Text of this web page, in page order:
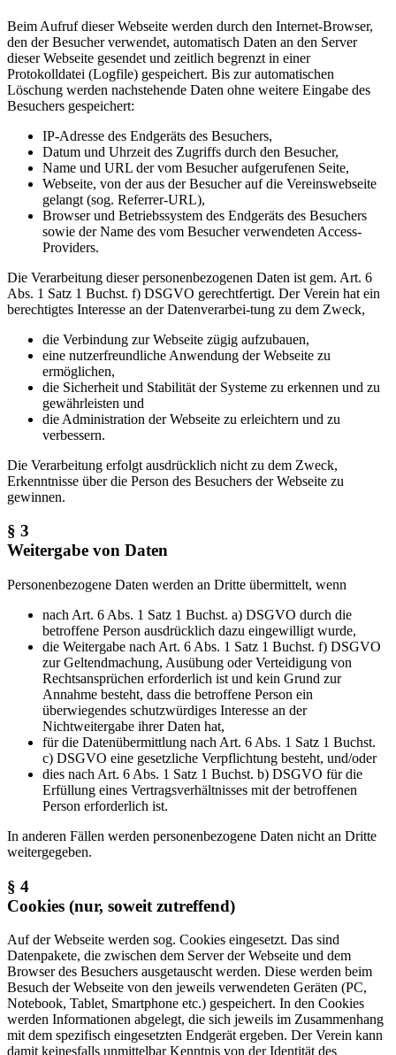
Beim Aufruf dieser Webseite werden durch den Internet-Browser,
den der Besucher verwendet, automatisch Daten an den Server
dieser Webseite gesendet und zeitlich begrenzt in einer
Protokolldatei (Logfile) gespeichert. Bis zur automatischen
Löschung werden nachstehende Daten ohne weitere Eingabe des
Besuchers gespeichert:
IP-Adresse des Endgeräts des Besuchers,
Datum und Uhrzeit des Zugriffs durch den Besucher,
Name und URL der vom Besucher aufgerufenen Seite,
Webseite, von der aus der Besucher auf die Vereinswebseite
gelangt (sog. Referrer-URL),
Browser und Betriebssystem des Endgeräts des Besuchers
sowie der Name des vom Besucher verwendeten Access-
Providers.
Die Verarbeitung dieser personenbezogenen Daten ist gem. Art. 6
Abs. 1 Satz 1 Buchst. f) DSGVO gerechtfertigt. Der Verein hat ein
berechtigtes Interesse an der Datenverarbei-tung zu dem Zweck,
die Verbindung zur Webseite zügig aufzubauen,
eine nutzerfreundliche Anwendung der Webseite zu
ermöglichen,
die Sicherheit und Stabilität der Systeme zu erkennen und zu
gewährleisten und
die Administration der Webseite zu erleichtern und zu
verbessern.
Die Verarbeitung erfolgt ausdrücklich nicht zu dem Zweck,
Erkenntnisse über die Person des Besuchers der Webseite zu
gewinnen.
§ 3
Weitergabe von Daten
Personenbezogene Daten werden an Dritte übermittelt, wenn
nach Art. 6 Abs. 1 Satz 1 Buchst. a) DSGVO durch die
betroffene Person ausdrücklich dazu eingewilligt wurde,
die Weitergabe nach Art. 6 Abs. 1 Satz 1 Buchst. f) DSGVO
zur Geltendmachung, Ausübung oder Verteidigung von
Rechtsansprüchen erforderlich ist und kein Grund zur
Annahme besteht, dass die betroffene Person ein
überwiegendes schutzwürdiges Interesse an der
Nichtweitergabe ihrer Daten hat,
für die Datenübermittlung nach Art. 6 Abs. 1 Satz 1 Buchst.
c) DSGVO eine gesetzliche Verpflichtung besteht, und/oder
dies nach Art. 6 Abs. 1 Satz 1 Buchst. b) DSGVO für die
Erfüllung eines Vertragsverhältnisses mit der betroffenen
Person erforderlich ist.
In anderen Fällen werden personenbezogene Daten nicht an Dritte
weitergegeben.
§ 4
Cookies (nur, soweit zutreffend)
Auf der Webseite werden sog. Cookies eingesetzt. Das sind
Datenpakete, die zwischen dem Server der Webseite und dem
Browser des Besuchers ausgetauscht werden. Diese werden beim
Besuch der Webseite von den jeweils verwendeten Geräten (PC,
Notebook, Tablet, Smartphone etc.) gespeichert. In den Cookies
werden Informationen abgelegt, die sich jeweils im Zusammenhang
mit dem spezifisch eingesetzten Endgerät ergeben. Der Verein kann
damit keinesfalls unmittelbar Kenntnis von der Identität des